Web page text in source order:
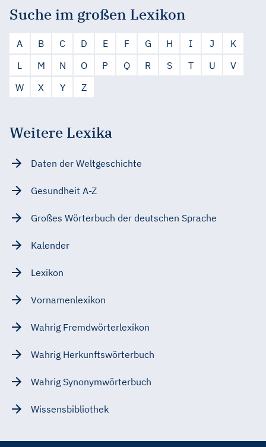
Suche im großen Lexikon
A B C D E F G H I J
K
L
M N O P Q R S T U
V
W
X Y Z
Weitere Lexika
Daten der Weltgeschichte
Gesundheit A-Z
Großes Wörterbuch der deutschen Sprache
Kalender
Lexikon
Vornamenlexikon
Wahrig Fremdwörterlexikon
Wahrig Herkunftswörterbuch
Wahrig Synonymwörterbuch
Wissensbibliothek